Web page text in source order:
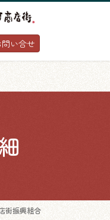
問い合せ
街振興組合